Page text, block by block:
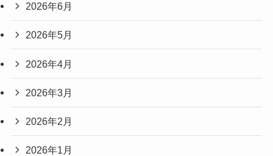
2026年6月
2026年5月
2026年4月
2026年3月
2026年2月
2026年1月